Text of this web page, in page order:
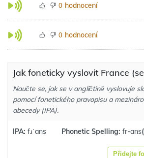
0 hodnocení
0 hodnocení
Jak foneticky vyslovit France
Naučte se, jak se v angličtině vyslovuje
pomocí fonetického pravopisu a
abecedy (IPA).
IPA: fɹˈans Phonetic Spelling: fr-ans(
Přidejte